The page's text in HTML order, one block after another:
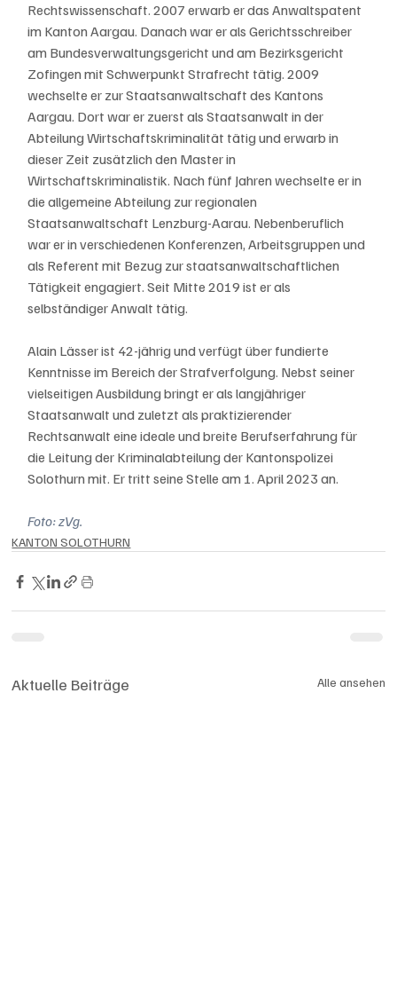
Rechtswissenschaft. 2007 erwarb er das Anwaltspatent
im Kanton Aargau. Danach war er als Gerichtsschreiber
am Bundesverwaltungsgericht und am Bezirksgericht
Zofingen mit Schwerpunkt Strafrecht tätig. 2009
wechselte er zur Staatsanwaltschaft des Kantons
Aargau. Dort war er zuerst als Staatsanwalt in der
Abteilung Wirtschaftskriminalität tätig und erwarb in
dieser Zeit zusätzlich den Master in
Wirtschaftskriminalistik. Nach fünf Jahren wechselte er in
die allgemeine Abteilung zur regionalen
Staatsanwaltschaft Lenzburg-Aarau. Nebenberuflich
war er in verschiedenen Konferenzen, Arbeitsgruppen und
als Referent mit Bezug zur staatsanwaltschaftlichen
Tätigkeit engagiert. Seit Mitte 2019 ist er als
selbständiger Anwalt tätig.
Alain Lässer ist 42-jährig und verfügt über fundierte
Kenntnisse im Bereich der Strafverfolgung. Nebst seiner
vielseitigen Ausbildung bringt er als langjähriger
Staatsanwalt und zuletzt als praktizierender
Rechtsanwalt eine ideale und breite Berufserfahrung für
die Leitung der Kriminalabteilung der Kantonspolizei
Solothurn mit. Er tritt seine Stelle am 1. April 2023 an.
Foto: zVg.
KANTON SOLOTHURN
Aktuelle Beiträge Alle ansehen